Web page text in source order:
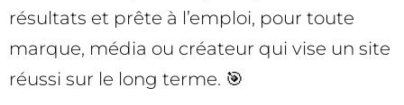
résultats et prête à l’emploi, pour toute
marque, média ou créateur qui vise un site
réussi sur le long terme. 🎯